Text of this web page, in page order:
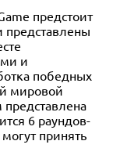
игра "Ра"
Купить
Расширенное
Купить
Красная Шапочка
о наличии
предстоит
представлены
и
победных
мировой
6 раундов-
принять